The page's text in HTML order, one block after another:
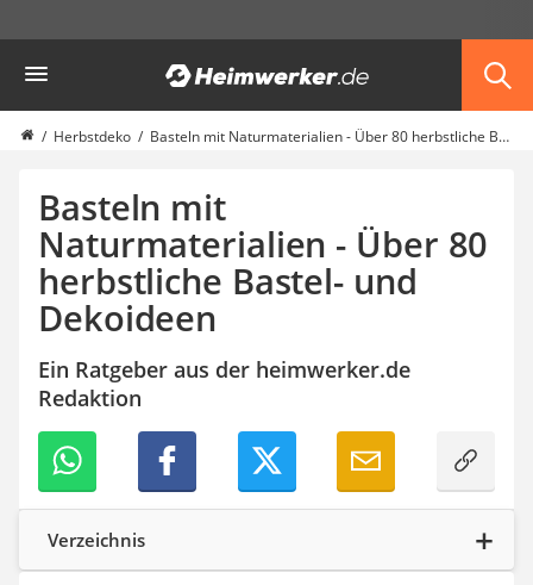
Haushalt & Freizeit
Diascanner
Walkie-Talkie Kinder
Gusseisen Bräter
Induktionskochfeld
Tischgeschirrspüler
Elektronische Dartscheibe
Wildkamera
Beschriftungsgerät
Trinkflasche
Thermokanne
Elektrische Pfeffermühle
Waschsauger
Geflügelschere
SUP-Board
Ferngesteuertes Auto
Herbstdeko Basteln mit Naturmaterialien - Über 80 herbstliche Bastel- und Dekoideen
Basteln mit
Naturmaterialien - Über 80
herbstliche Bastel- und
Dekoideen
Ein Ratgeber aus der heimwerker.de
Redaktion
Verzeichnis